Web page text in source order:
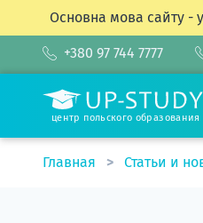
Основна мова сайту -
+380 97 744 7777
центр польского образования
Главная Статьи и